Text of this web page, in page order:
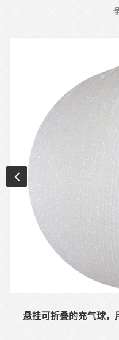
悬挂可折叠的充气球，